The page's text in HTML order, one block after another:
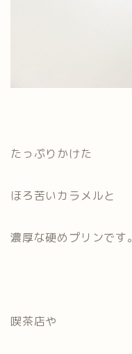
たっぷりかけた
ほろ苦いカラメルと
濃厚な硬めプリンです。
喫茶店や